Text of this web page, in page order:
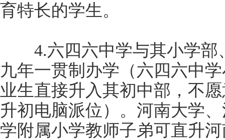
育特长的学生。
4.六四六中学与其小学部
九年一贯制办学（六四六中
业生直接升入其初中部，不
升初电脑派位）。河南大学
学附属小学教师子弟可直升